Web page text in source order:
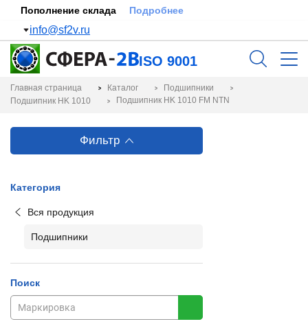
Пополнение склада Подробнее
info@sf2v.ru
ISO 9001
Главная страница Каталог
Подшипники
Подшипник HK 1010
Подшипник HK 1010 FM NTN
Фильтр
Категория
Вся продукция
Подшипники
Поиск